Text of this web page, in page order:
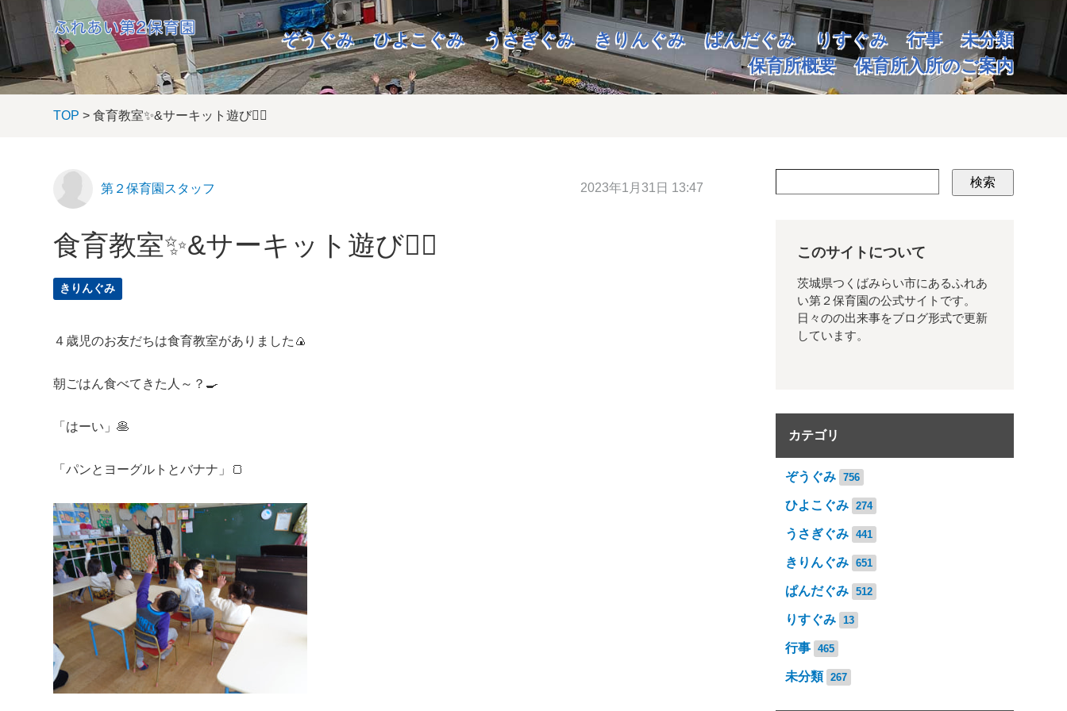
ぞうぐみ ひよこぐみ うさぎぐみ きりんぐみ ぱんだぐみ りすぐみ 行事
未分類
保育所概要
保育所入所のご案内
TOP > 食育教室✨&サーキット遊び🏃‍♀️
第２保育園スタッフ 2023年1月31日 13:47
食育教室✨&サーキット遊び🏃‍♀️
きりんぐみ
４歳児のお友だちは食育教室がありました🍙
朝ごはん食べてきた人～？🍳
「はーい」🥞
「パンとヨーグルトとバナナ」🍞
検索
このサイトについて
茨城県つくばみらい市にあるふれあ
い第２保育園の公式サイトです。
日々のの出来事をブログ形式で更新
しています。
カテゴリ
ぞうぐみ 756
ひよこぐみ 274
うさぎぐみ 441
きりんぐみ 651
ぱんだぐみ 512
りすぐみ 13
行事 465
未分類 267